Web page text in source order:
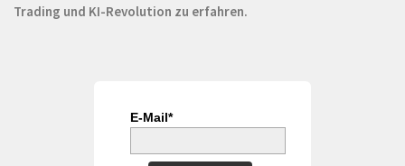
Trading und KI-Revolution zu erfahren.
E-Mail*